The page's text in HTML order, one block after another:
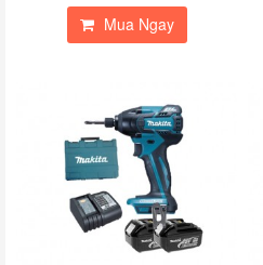
Mua Ngay